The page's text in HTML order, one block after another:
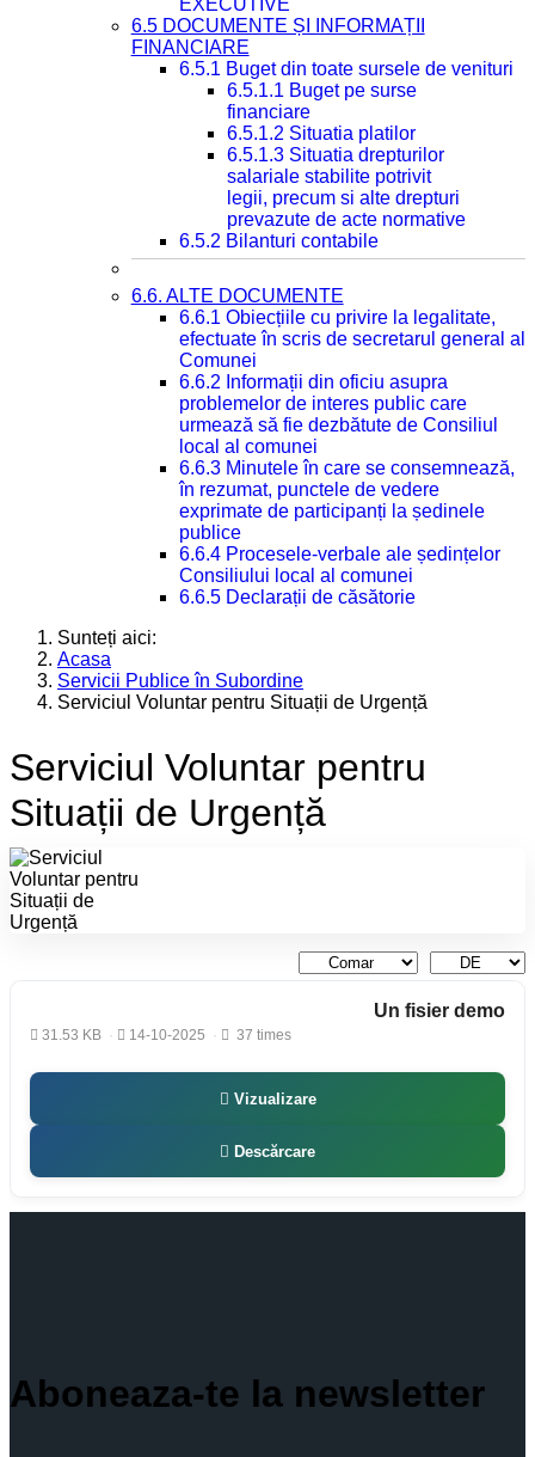
EXECUTIVE
6.5 DOCUMENTE ȘI INFORMAȚII
FINANCIARE
6.5.1 Buget din toate sursele de venituri
6.5.1.1 Buget pe surse
financiare
6.5.1.2 Situatia platilor
6.5.1.3 Situatia drepturilor
salariale stabilite potrivit
legii, precum si alte drepturi
prevazute de acte normative
6.5.2 Bilanturi contabile
6.6. ALTE DOCUMENTE
6.6.1 Obiecțiile cu privire la legalitate,
efectuate în scris de secretarul general al
Comunei
6.6.2 Informații din oficiu asupra
problemelor de interes public care
urmează să fie dezbătute de Consiliul
local al comunei
6.6.3 Minutele în care se consemnează,
în rezumat, punctele de vedere
exprimate de participanți la ședinele
publice
6.6.4 Procesele-verbale ale ședințelor
Consiliului local al comunei
6.6.5 Declarații de căsătorie
Sunteți aici:
Acasa
Servicii Publice în Subordine
Serviciul Voluntar pentru Situații de Urgență
Serviciul Voluntar pentru
Situații de Urgență
Un fisier demo
31.53 KB 14-10-2025 37 times
Vizualizare
Descărcare
Aboneaza-te la newsletter